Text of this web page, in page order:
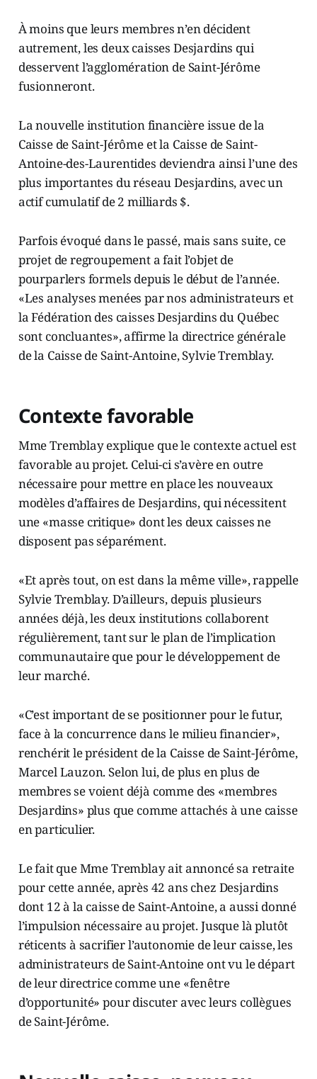
À moins que leurs membres n’en décident
autrement, les deux caisses Desjardins qui
desservent l’agglomération de Saint-Jérôme
fusionneront.
La nouvelle institution financière issue de la
Caisse de Saint-Jérôme et la Caisse de Saint-
Antoine-des-Laurentides deviendra ainsi l’une des
plus importantes du réseau Desjardins, avec un
actif cumulatif de 2 milliards $.
Parfois évoqué dans le passé, mais sans suite, ce
projet de regroupement a fait l’objet de
pourparlers formels depuis le début de l’année.
«Les analyses menées par nos administrateurs et
la Fédération des caisses Desjardins du Québec
sont concluantes», affirme la directrice générale
de la Caisse de Saint-Antoine, Sylvie Tremblay.
Contexte favorable
Mme Tremblay explique que le contexte actuel est
favorable au projet. Celui-ci s’avère en outre
nécessaire pour mettre en place les nouveaux
modèles d’affaires de Desjardins, qui nécessitent
une «masse critique» dont les deux caisses ne
disposent pas séparément.
«Et après tout, on est dans la même ville», rappelle
Sylvie Tremblay. D’ailleurs, depuis plusieurs
années déjà, les deux institutions collaborent
régulièrement, tant sur le plan de l’implication
communautaire que pour le développement de
leur marché.
«C’est important de se positionner pour le futur,
face à la concurrence dans le milieu financier»,
renchérit le président de la Caisse de Saint-Jérôme,
Marcel Lauzon. Selon lui, de plus en plus de
membres se voient déjà comme des «membres
Desjardins» plus que comme attachés à une caisse
en particulier.
Le fait que Mme Tremblay ait annoncé sa retraite
pour cette année, après 42 ans chez Desjardins
dont 12 à la caisse de Saint-Antoine, a aussi donné
l’impulsion nécessaire au projet. Jusque là plutôt
réticents à sacrifier l’autonomie de leur caisse, les
administrateurs de Saint-Antoine ont vu le départ
de leur directrice comme une «fenêtre
d’opportunité» pour discuter avec leurs collègues
de Saint-Jérôme.